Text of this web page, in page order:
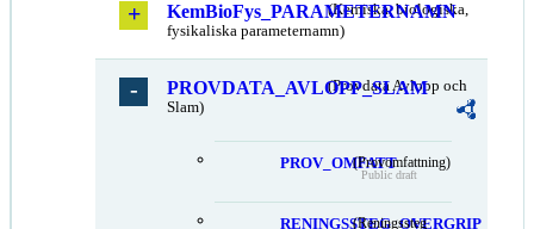
KemBioFys_PARAMETERNAMN
(Kemiska, biologiska,
fysikaliska parameternamn)
PROVDATA_AVLOPP_SLAM
(Provdata Avlopp och
Slam)
PROV_OMFATT(Provomfattning)
Public draft
RENINGSSTEG_OVERGRIP
(Reningssteg